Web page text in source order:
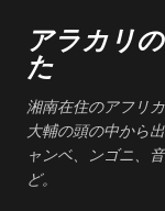
スキ
アラカリ
た
湘南在住のアフリ
大輔の頭の中から
ャンベ、ンゴニ、
ど。